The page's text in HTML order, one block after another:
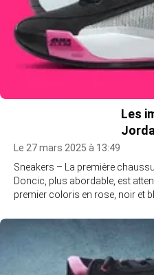
Les
Le 27 mars 2025 à 13:49
Sneakers – La première
Doncic, plus abordable, est
premier coloris en rose, noir et